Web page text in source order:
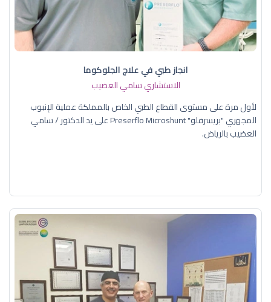
انجاز طبي في علاج الجلوكوما
الاستشاري سامي العضيب
لأول مرة على مستوى القطاع الطبي الخاص بالمملكة عملية الإنبوب
المجهري "بريسرفلو" Preserflo Microshunt على يد الدكتور / سامي
العضيب بالرياض.